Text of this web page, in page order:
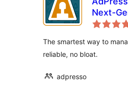
Next-
Ads
The smartest way to
reliable, no bloat.
adpresso